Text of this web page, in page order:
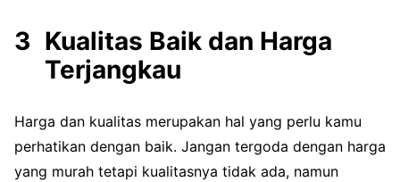
Kualitas Baik dan Harga
Terjangkau
Harga dan kualitas merupakan hal yang perlu kamu
perhatikan dengan baik. Jangan tergoda dengan harga
yang murah tetapi kualitasnya tidak ada, namun